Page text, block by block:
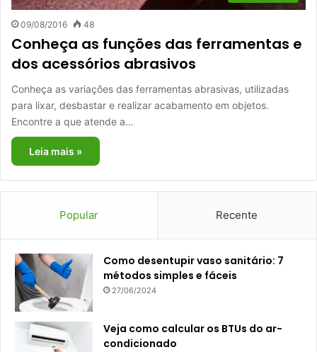
09/08/2016 48
Conheça as funções das ferramentas e
dos acessórios abrasivos
Conheça as variações das ferramentas abrasivas, utilizadas
para lixar, desbastar e realizar acabamento em objetos.
Encontre a que atende a…
Leia mais »
Popular Recente
Como desentupir vaso sanitário: 7
métodos simples e fáceis
27/06/2024
Veja como calcular os BTUs do ar-
condicionado